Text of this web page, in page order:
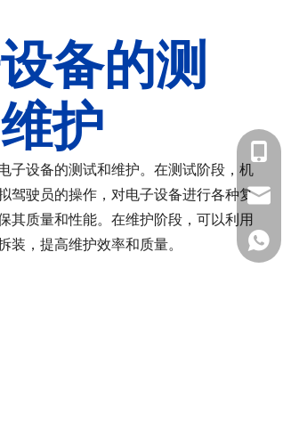
备的测
护
子设备的测试和维护。在测试阶段，机
驾驶员的操作，对电子设备进行各种复
其质量和性能。在维护阶段，可以利用
装，提高维护效率和质量。
+86-
+86-
+86-